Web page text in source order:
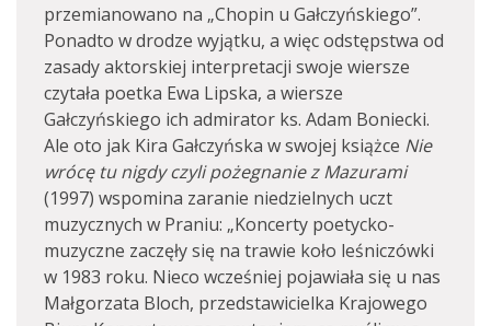
przemianowano na „Chopin u Gałczyńskiego”.
Ponadto w drodze wyjątku, a więc odstępstwa od
zasady aktorskiej interpretacji swoje wiersze
czytała poetka Ewa Lipska, a wiersze
Gałczyńskiego ich admirator ks. Adam Boniecki.
Ale oto jak Kira Gałczyńska w swojej książce Nie
wrócę tu nigdy czyli pożegnanie z Mazurami
(1997) wspomina zaranie niedzielnych uczt
muzycznych w Praniu: „Koncerty poetycko-
muzyczne zaczęły się na trawie koło leśniczówki
w 1983 roku. Nieco wcześniej pojawiała się u nas
Małgorzata Bloch, przedstawicielka Krajowego